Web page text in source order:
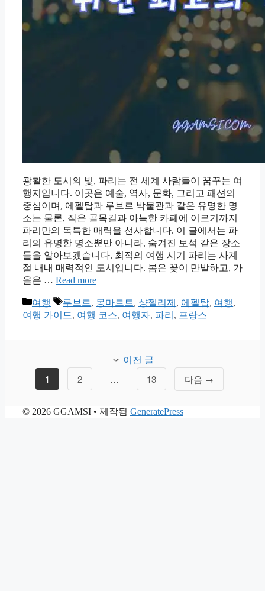
광활한 도시의 빛, 파리는 전 세계 사람들이 꿈꾸는 여
행지입니다. 이곳은 예술, 역사, 문화, 그리고 패션의
중심이며, 에펠탑과 루브르 박물관과 같은 유명한 명
소는 물론, 작은 골목길과 아늑한 카페에 이르기까지
파리만의 독특한 매력을 선사합니다. 이 글에서는 파
리의 유명한 명소뿐만 아니라, 숨겨진 보석 같은 장소
들을 알아보겠습니다. 최적의 여행 시기 파리는 사계
절 내내 매력적인 도시입니다. 봄은 꽃이 만발하고, 가
을은 … Read more
카
테
여행
태
그
루브르, 몽마르트, 샹젤리제 , 에펠탑, 여행,
여행 가이드, 여행 코스, 여행자, 파리 , 프랑스
이전 글
페
이
1
페
이
2 …
페
이
13 다음 →
© 2026 GGAMSI • 제작됨 GeneratePress